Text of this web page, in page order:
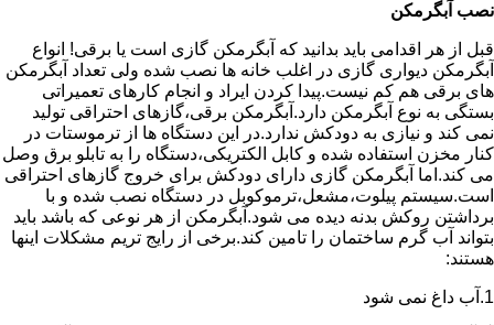
نصب آبگرمکن
قبل از هر اقدامی باید بدانید که آبگرمکن گازی است یا برقی! انواع
آبگرمکن دیواری گازی در اغلب خانه ها نصب شده ولی تعداد آبگرمکن
های برقی هم کم نیست.پیدا کردن ایراد و انجام کارهای تعمیراتی
بستگی به نوع آبگرمکن دارد.آبگرمکن برقی،گازهای احتراقی تولید
نمی کند و نیازی به دودکش ندارد.در این دستگاه ها از ترموستات در
کنار مخزن استفاده شده و کابل الکتریکی،دستگاه را به تابلو برق وصل
می کند.اما آبگرمکن گازی دارای دودکش برای خروج گازهای احتراقی
است.سیستم پیلوت،مشعل،ترموکوبل در دستگاه نصب شده و با
برداشتن روکش بدنه دیده می شود.آبگرمکن از هر نوعی که باشد باید
بتواند آب گرم ساختمان را تامین کند.برخی از رایج تریم مشکلات اینها
هستند:
1.آب داغ نمی شود